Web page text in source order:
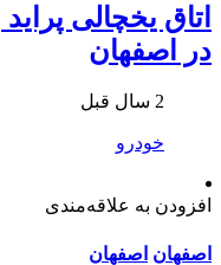
اتاق یخچالی
در اصفهان
2 سال قبل
خودرو
افزودن به علاقه‌مندی
اصفهان اصفهان